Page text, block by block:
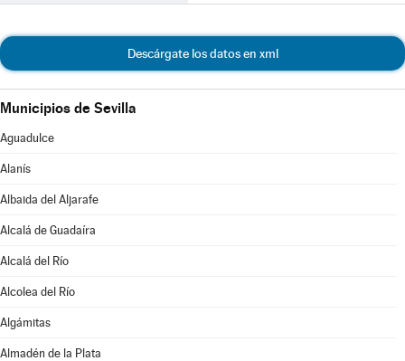
Descárgate los datos en xml
Municipios de Sevilla
Aguadulce
Alanís
Albaida del Aljarafe
Alcalá de Guadaíra
Alcalá del Río
Alcolea del Río
Algámitas
Almadén de la Plata